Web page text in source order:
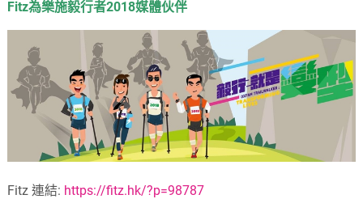
Fitz為樂施毅行者2018媒體伙伴
Fitz 連結: https://fitz.hk/?p=98787